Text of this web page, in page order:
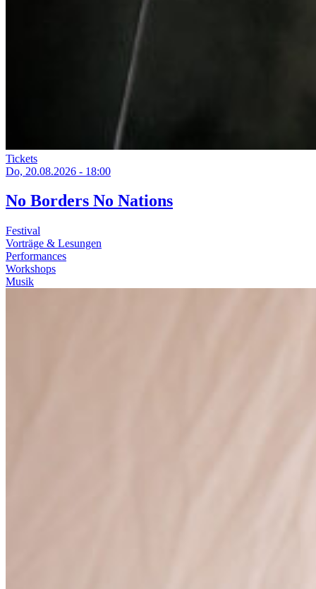
Tickets
Do, 20.08.2026 - 18:00
No Borders No Nations
Festival
Vorträge & Lesungen
Performances
Workshops
Musik